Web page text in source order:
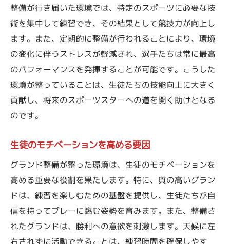
持続可能な環境整備の実践例
テクノロジーを活用した新しい整備方法
季節ごとの最適な整備計画
適切なグランド整備が若手アスリートの育成に
不可欠な理由
育成環境としてのグランドの重要性
才能を開花させるための環境づくり
選手の成長を促すフィードバック体制
未來のスターを育てるための整備基準
未来のスポーツスターを育むために必要なグラ
ンド整備の要素
夢を形にする整備要素の重要性
整備が行き届いた環境では、特定のスポーツに必要な技
術を集中して練習でき、その結果として競技力が向上し
ます。また、定期的に整備が行われることにより、環境
の変化に伴うストレスが軽減され、選手たちは常に最高
のパフォーマンスを発揮することが可能です。こうした
環境が整っていることは、生徒たちの技能向上に大きく
貢献し、将来のスポーツスターへの道を開く助けとなる
のです。
生徒のモチベーションを高める要因
グランド整備が整った環境は、生徒のモチベーションを
高める重要な役割を果たします。特に、質の高いグラン
ドは、練習を楽しむための基盤を提供し、生徒たちが自
信を持ってプレーに臨む姿勢を育みます。また、整備さ
れたグランドは、勝利への意欲を刺激します。天候に左
右されずに活動できることは、練習時間を確保しやす